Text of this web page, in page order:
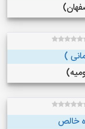
)
خالص